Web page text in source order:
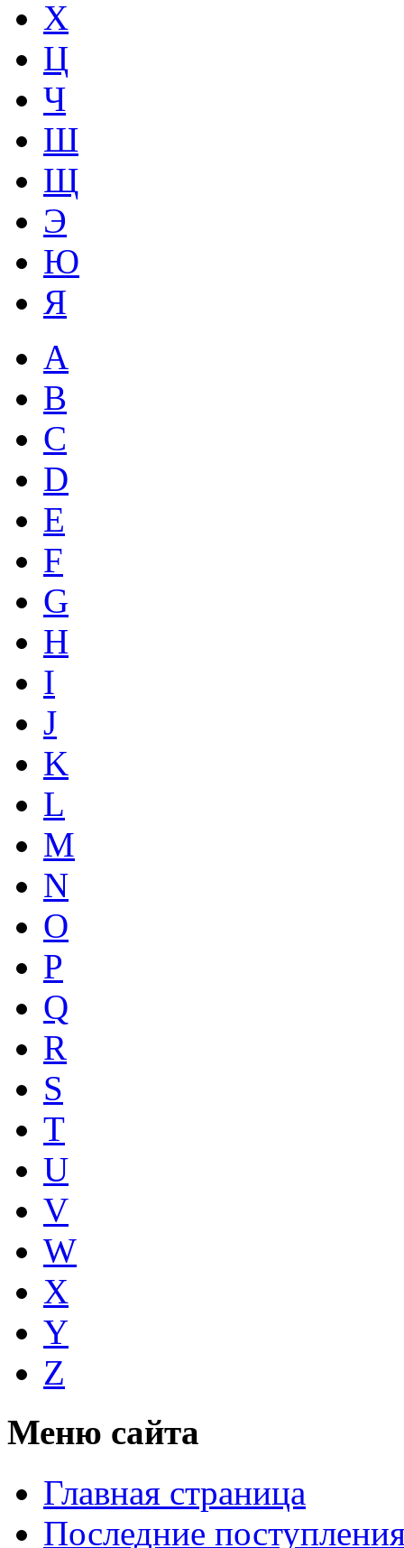
Х
Ц
Ч
Ш
Щ
Э
Ю
Я
A
B
C
D
E
F
G
H
I
J
K
L
M
N
O
P
Q
R
S
T
U
V
W
X
Y
Z
Меню сайта
Главная страница
Последние